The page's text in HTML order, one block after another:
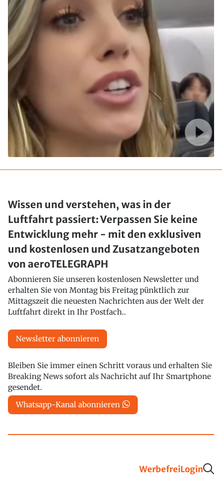
Wissen und verstehen, was in der
Luftfahrt passiert: Verpassen Sie keine
Entwicklung mehr - mit den exklusiven
und kostenlosen und Zusatzangeboten
von aeroTELEGRAPH
Abonnieren Sie unseren kostenlosen Newsletter und
erhalten Sie von Montag bis Freitag pünktlich zur
Mittagszeit die neuesten Nachrichten aus der Welt der
Luftfahrt direkt in Ihr Postfach..
Newsletter abonnieren
Bleiben Sie immer einen Schritt voraus und erhalten Sie
Breaking News sofort als Nachricht auf Ihr Smartphone
gesendet.
Whatsapp-Kanal abonnieren
WerbefreiLogin